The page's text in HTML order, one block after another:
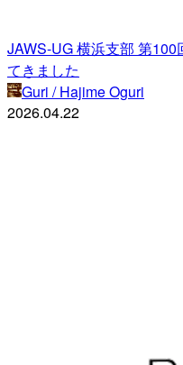
JAWS-UG 横浜支部 第100
てきました
Guri / Hajime Oguri
2026.04.22